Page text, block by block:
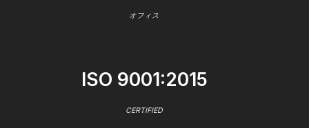
オフィス
ISO 9001:2015
CERTIFIED